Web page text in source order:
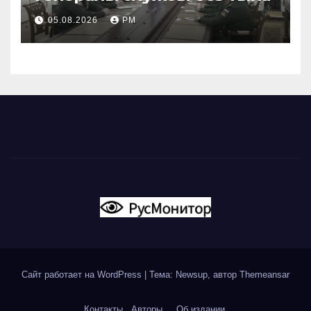
05.08.2026 РМ
Сайт работает на WordPress Тема: Newsup, автор Themeansar